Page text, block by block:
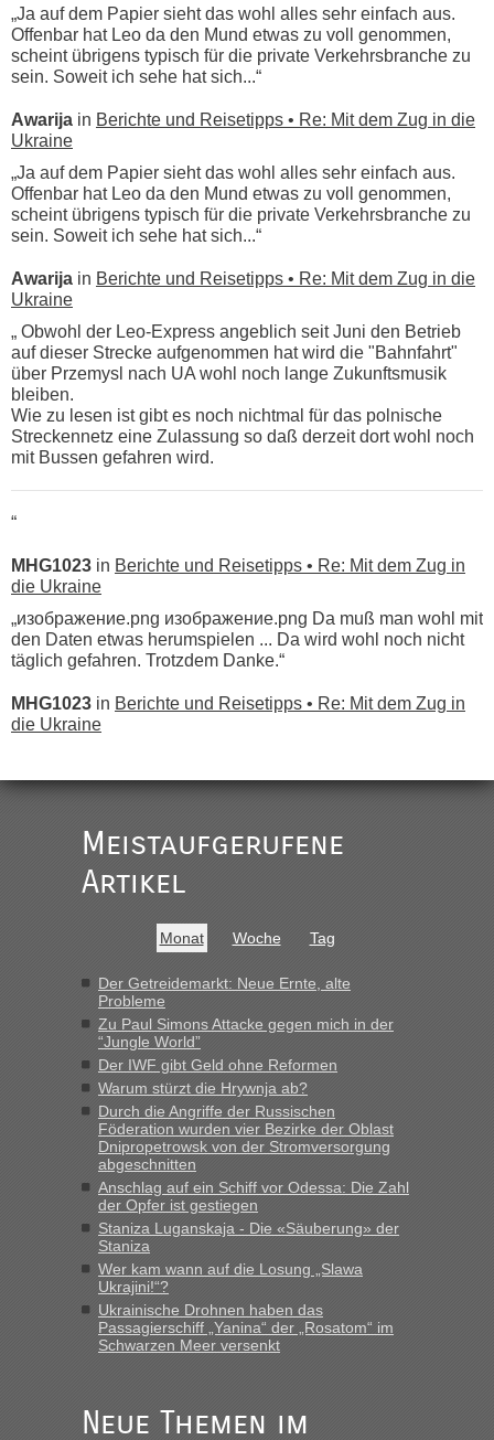
„Ja auf dem Papier sieht das wohl alles sehr einfach aus.
Offenbar hat Leo da den Mund etwas zu voll genommen,
scheint übrigens typisch für die private Verkehrsbranche zu
sein. Soweit ich sehe hat sich...“
Awarija in Berichte und Reisetipps • Re: Mit dem Zug in die
Ukraine
„Ja auf dem Papier sieht das wohl alles sehr einfach aus.
Offenbar hat Leo da den Mund etwas zu voll genommen,
scheint übrigens typisch für die private Verkehrsbranche zu
sein. Soweit ich sehe hat sich...“
Awarija in Berichte und Reisetipps • Re: Mit dem Zug in die
Ukraine
„ Obwohl der Leo-Express angeblich seit Juni den Betrieb
auf dieser Strecke aufgenommen hat wird die "Bahnfahrt"
über Przemysl nach UA wohl noch lange Zukunftsmusik
bleiben.
Wie zu lesen ist gibt es noch nichtmal für das polnische
Streckennetz eine Zulassung so daß derzeit dort wohl noch
mit Bussen gefahren wird.
“
MHG1023 in Berichte und Reisetipps • Re: Mit dem Zug in
die Ukraine
„изображение.png изображение.png Da muß man wohl mit
den Daten etwas herumspielen ... Da wird wohl noch nicht
täglich gefahren. Trotzdem Danke.“
MHG1023 in Berichte und Reisetipps • Re: Mit dem Zug in
die Ukraine
Ist korrekt, aber ich finde man hätte trotzdem im Text gleich
darauf hinweisen können.
War aber nicht "böse" gemeint ...
buchbar - warum auch immer ...
Hab´s versucht - bekomme aber immer angezeigt "auf dieser
Strecke fahren wir nicht"
MHG1023 inBerichte und Reisetipps • Re: Mit dem Zug in
die Ukraine
„Man sollte aber explizit dazu schreiben, daß es ein Zug von
LeoExpress ist - und nur auf deren Webseite kann man die
Fahrkarten kaufen. Zumindest ist es die erste Umsteigefreie
Verbindung von Deutschland...“
Recht, Visa und Dokumente • Re: Deklaration
gebrauchter Kleidung beim Zoll
„Vielen Dank, mit einem Briefchen meiner Frau im Gepäck
gab es keine Probleme“
fast 11 Milliarden aufgedeckt
Meistaufgerufene
Artikel
Monat Woche Tag
Der Getreidemarkt: Neue Ernte, alte
Probleme
Zu Paul Simons Attacke gegen mich in der
“Jungle World”
Der IWF gibt Geld ohne Reformen
Warum stürzt die Hrywnja ab?
Durch die Angriffe der Russischen
Föderation wurden vier Bezirke der Oblast
Dnipropetrowsk von der Stromversorgung
abgeschnitten
Anschlag auf ein Schiff vor Odessa: Die Zahl
der Opfer ist gestiegen
Staniza Luganskaja - Die «Säuberung» der
Staniza
Wer kam wann auf die Losung „Slawa
Ukrajini!“?
Ukrainische Drohnen haben das
Passagierschiff „Yanina“ der „Rosatom“ im
Schwarzen Meer versenkt
Neue Themen im